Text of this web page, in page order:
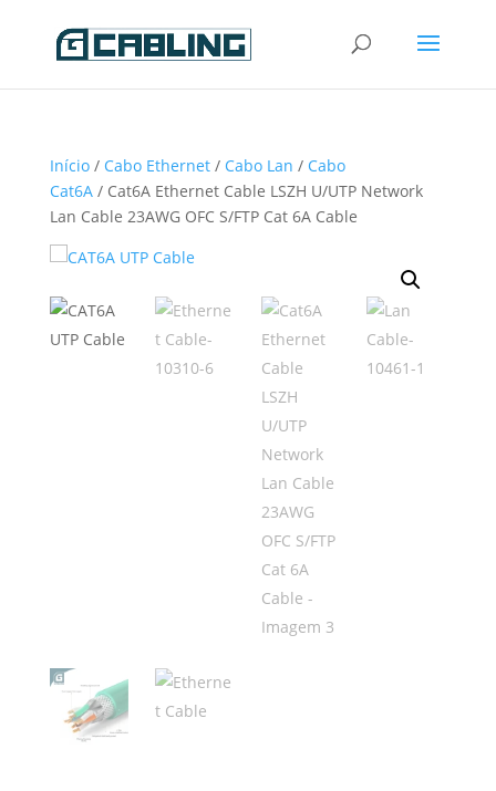
Início/ Cabo Ethernet/ Cabo Lan / Cabo
Cat6A/ Cat6A Ethernet Cable LSZH U/UTP Network
Lan Cable 23AWG OFC S/FTP Cat 6A Cable